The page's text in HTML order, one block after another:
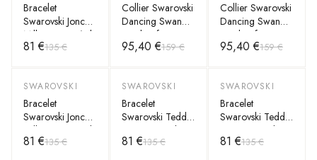
Bracelet
Swarovski Jonc
Millenia en métal
rhodié
81 €135 €
Collier Swarovski
Dancing Swan
pendentif cygne
en métal rhodié
95,40 €159 €
Collier Swarovski
Dancing Swan
pendentif cygne
en métal rhodié
95,40 €159 €
-40%
SWAROVSKI
Bracelet
Swarovski Jonc
Millenia en métal
rhodié
81 €135 €
-40%
SWAROVSKI
Bracelet
Swarovski Teddy
ours en métal
plaqué or rose
81 €135 €
-40%
SWAROVSKI
Bracelet
Swarovski Teddy
ours en métal
plaqué or rose
81 €135 €